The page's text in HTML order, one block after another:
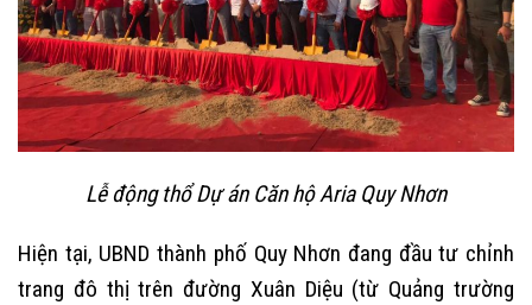
Lễ động thổ Dự án Căn hộ Aria Quy Nhơn
Hiện tại, UBND thành phố Quy Nhơn đang đầu tư chỉnh
trang đô thị trên đường Xuân Diệu (từ Quảng trường